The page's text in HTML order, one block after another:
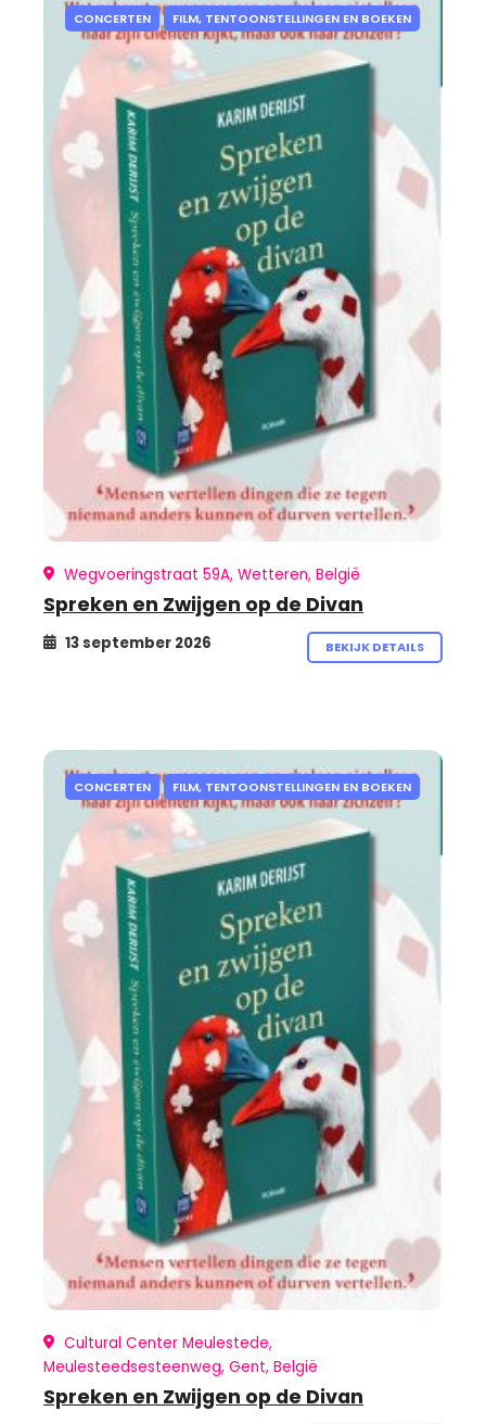
CONCERTEN FILM, TENTOONSTELLINGEN EN BOEKEN
Wegvoeringstraat 59A, Wetteren, België
Spreken en Zwijgen op de Divan
13 september 2026 BEKIJK DETAILS
CONCERTEN FILM, TENTOONSTELLINGEN EN BOEKEN
Cultural Center Meulestede,
Meulesteedsesteenweg, Gent, België
Spreken en Zwijgen op de Divan